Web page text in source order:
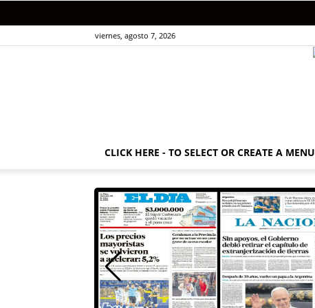
viernes, agosto 7, 2026
CLICK HERE - TO SELECT OR CREATE A MENU